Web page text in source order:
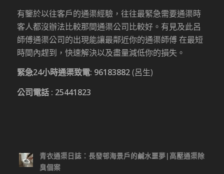
有鑒於以往客戶的通渠經驗，往往最緊急需要通渠時
客人都沒辦法比較那間通渠公司比較好。有見及此呂
師傅通渠公司的出現能讓最鄰近你的通渠師傅 在最短
時間內趕到，快速解決以及盡量減低你的損失。
緊急24小時通渠致電: 96183882(呂生)
公司電話 : 25441823
青衣通渠日誌：長發邨海景戶的鹹水噩夢|高壓通渠除
臭個案